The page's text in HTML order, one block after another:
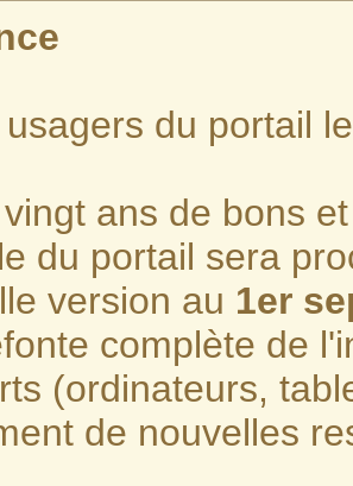
du portail
ans de bons
du portail sera
version au 1er
complète de
(ordinateurs,
de nouvelles